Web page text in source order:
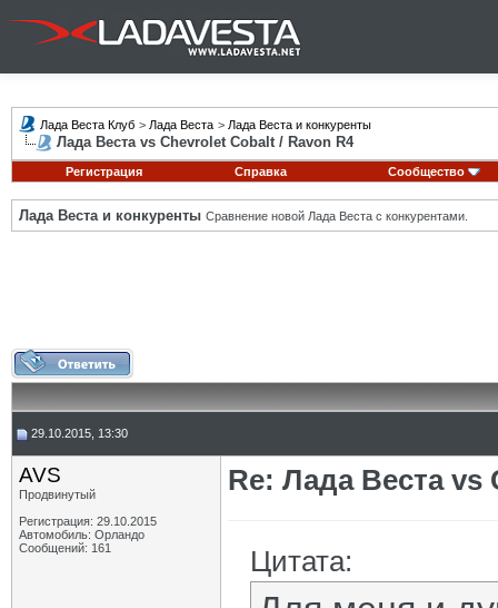
Лада Веста Клуб > Лада Веста > Лада Веста и конкуренты
Лада Веста vs Chevrolet Cobalt / Ravon R4
Регистрация Справка Сообщество
Лада Веста и конкуренты Сравнение новой Лада Веста с конкурентами.
29.10.2015, 13:30
AVS
Продвинутый
Регистрация: 29.10.2015
Автомобиль: Орландо
Сообщений: 161
Re: Лада Веста vs
Цитата: